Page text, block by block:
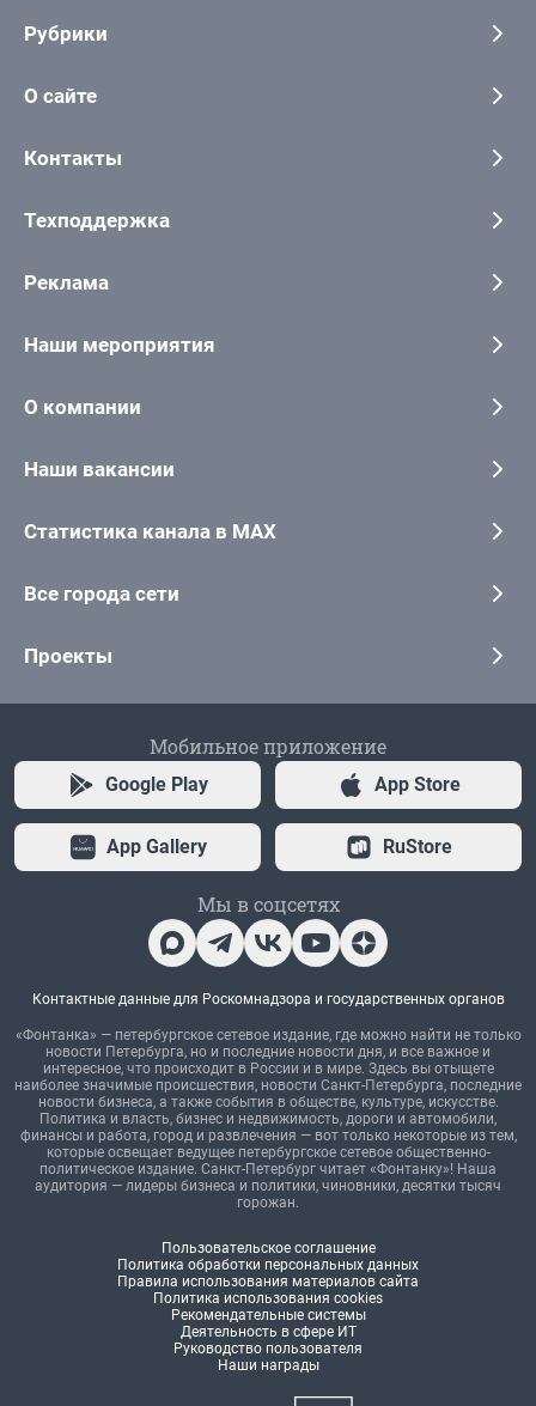
Рубрики
О сайте
Контакты
Техподдержка
Реклама
Наши мероприятия
О компании
Наши вакансии
Статистика канала в MAX
Все города сети
Проекты
Мобильное приложение
Google Play App Store
App Gallery RuStore
Мы в соцсетях
Контактные данные для Роскомнадзора и государственных органов
«Фонтанка» — петербургское сетевое издание, где можно найти не только
новости Петербурга, но и последние новости дня, и все важное и
интересное, что происходит в России и в мире. Здесь вы отыщете
наиболее значимые происшествия, новости Санкт-Петербурга, последние
новости бизнеса, а также события в обществе, культуре, искусстве.
Политика и власть, бизнес и недвижимость, дороги и автомобили,
финансы и работа, город и развлечения — вот только некоторые из тем,
которые освещает ведущее петербургское сетевое общественно-
политическое издание. Санкт-Петербург читает «Фонтанку»! Наша
аудитория — лидеры бизнеса и политики, чиновники, десятки тысяч
горожан.
Пользовательское соглашение
Политика обработки персональных данных
Правила использования материалов сайта
Политика использования cookies
Рекомендательные системы
Деятельность в сфере ИТ
Руководство пользователя
Наши награды